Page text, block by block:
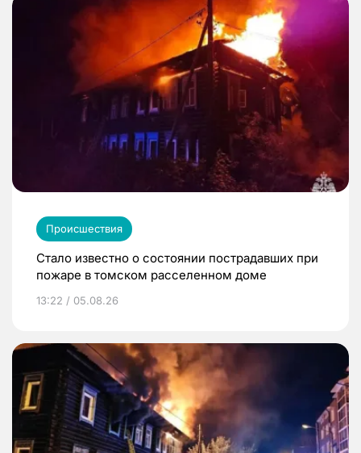
Происшествия
Стало известно о состоянии пострадавших при
пожаре в томском расселенном доме
13:22 / 05.08.26